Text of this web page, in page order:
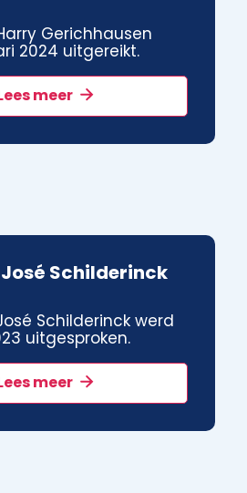
Gerichhausen
2024 uitgereikt.
meer
Schilderinck
Schilderinck werd
uitgesproken.
meer